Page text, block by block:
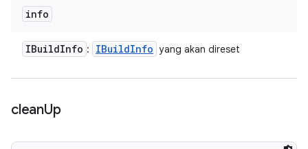
info
IBuildInfo : IBuildInfo yang akan direset
cleanUp